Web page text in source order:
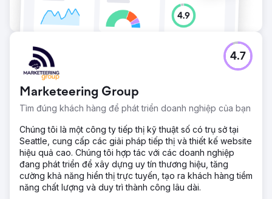
Marketeering Group
Tìm đúng khách hàng để phát triển doanh nghiệp của bạn
4.7
Chúng tôi là một công ty tiếp thị kỹ thuật số có trụ sở tại
Seattle, cung cấp các giải pháp tiếp thị và thiết kế website
hiệu quả cao. Chúng tôi hợp tác với các doanh nghiệp
đang phát triển để xây dựng uy tín thương hiệu, tăng
cường khả năng hiển thị trực tuyến, tạo ra khách hàng tiềm
năng chất lượng và duy trì thành công lâu dài.